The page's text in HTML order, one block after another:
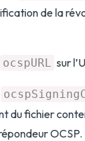
de la
ocspURL sur
du fichier
OCSP.